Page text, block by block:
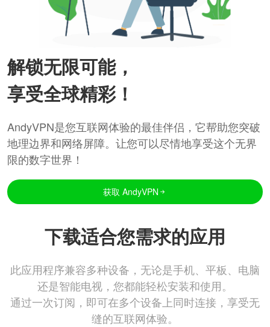
解锁无限可能，
享受全球精彩！
AndyVPN是您互联网体验的最佳伴侣，它帮助您突破
地理边界和网络屏障。让您可以尽情地享受这个无界
限的数字世界！
获取 AndyVPN
下载适合您需求的应用
此应用程序兼容多种设备，无论是手机、平板、电脑
还是智能电视，您都能轻松安装和使用。
通过一次订阅，即可在多个设备上同时连接，享受无
缝的互联网体验。